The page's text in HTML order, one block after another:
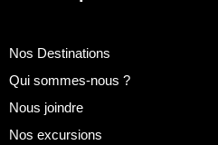
Nos Destinations
Qui sommes-nous ?
Nous joindre
Nos excursions